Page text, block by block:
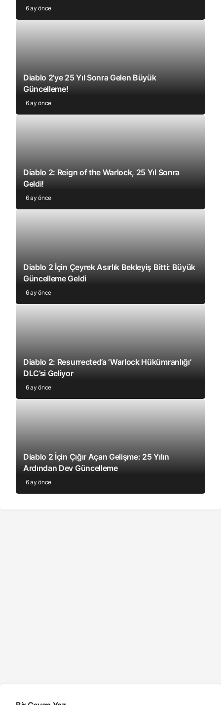
6 ay önce
Diablo 2’ye 25 Yıl Sonra Gelen Büyük
Güncelleme!
6 ay önce
Diablo 2: Reign of the Warlock, 25 Yıl Sonra
Geldi!
6 ay önce
Diablo 2 İçin Çeyrek Asırlık Bekleyiş Bitti: Büyük
Güncelleme Geldi
6 ay önce
Diablo 2: Resurrected’a ‘Warlock Hükümranlığı’
DLC’si Geliyor
6 ay önce
Diablo 2 İçin Çığır Açan Gelişme: 25 Yılın
Ardından Dev Güncelleme
6 ay önce